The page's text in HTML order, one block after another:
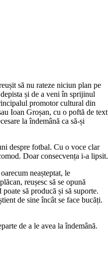
să nu rateze niciun plan pe
și de a veni în sprijinul
promotor cultural din
Ioan Groșan, cu o poftă de text
la îndemână ca să-și
despre fotbal. Cu o voce clar
Doar consecvența i-a lipsit.
neașteptat, le
reușesc să se opună
să producă și să suporte.
de sine încât se face bucăți.
de a le avea la îndemână.